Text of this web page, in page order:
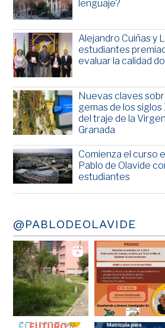
lenguaje?
Alejandro Cuiñas y
estudiantes
evaluar la calidad
Nuevas claves
gemas de los
del traje de la
Granada
Comienza el curso
Pablo de Olavide
estudiantes
@PABLODEOLAVIDE